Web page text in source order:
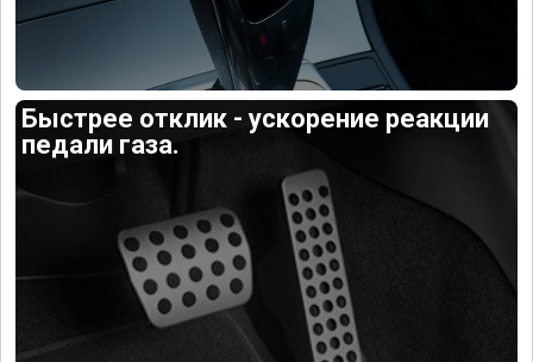
Быстрее отклик - ускорение реакции
педали газа.